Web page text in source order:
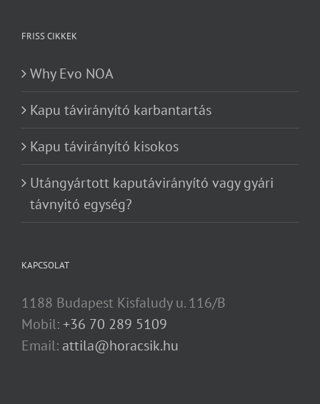
FRISS CIKKEK
Why Evo NOA
Kapu távirányító karbantartás
Kapu távirányító kisokos
Utángyártott kaputávirányító vagy gyári
távnyitó egység?
KAPCSOLAT
1188 Budapest Kisfaludy u. 116/B
Mobil:+36 70 289 5109
Email: attila@horacsik.hu